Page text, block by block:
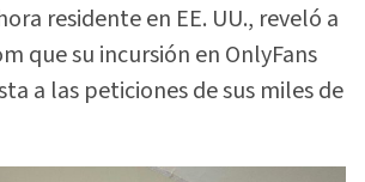
residente en EE. UU., reveló a
que su incursión en OnlyFans
a las peticiones de sus miles de